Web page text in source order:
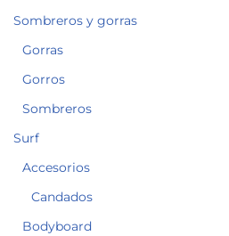
Sombreros y gorras
Gorras
Gorros
Sombreros
Surf
Accesorios
Candados
Bodyboard